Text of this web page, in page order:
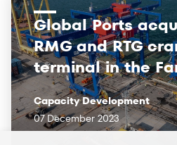
Global Ports
RMG and RTG
terminal in the
Capacity Development
07 December 2023